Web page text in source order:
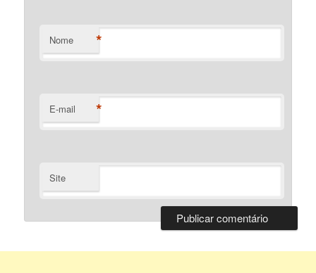
Nome *
E-mail *
Site